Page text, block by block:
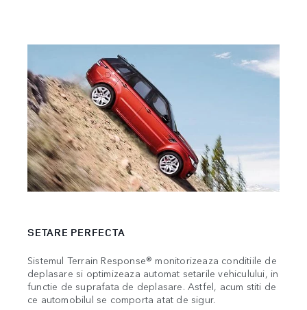
SETARE PERFECTA
Sistemul Terrain Response® monitorizeaza conditiile de
deplasare si optimizeaza automat setarile vehiculului, in
functie de suprafata de deplasare. Astfel, acum stiti de
ce automobilul se comporta atat de sigur.